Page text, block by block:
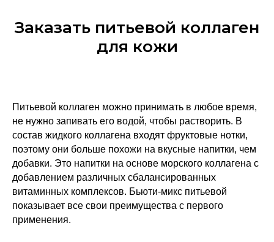
Заказать питьевой коллаген
для кожи
Питьевой коллаген можно принимать в любое время,
не нужно запивать его водой, чтобы растворить. В
состав жидкого коллагена входят фруктовые нотки,
поэтому они больше похожи на вкусные напитки, чем
добавки. Это напитки на основе морского коллагена с
добавлением различных сбалансированных
витаминных комплексов. Бьюти-микс питьевой
показывает все свои преимущества с первого
применения.